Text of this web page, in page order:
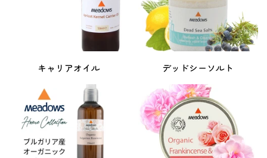
キャリアオイル デッドシーソルト